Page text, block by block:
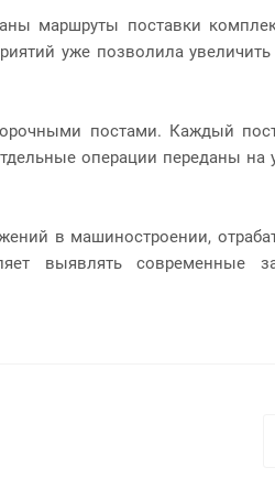
маршруты поставки
уже позволила
постами. Каждый
операции переданы на
в машиностроении,
выявлять современные